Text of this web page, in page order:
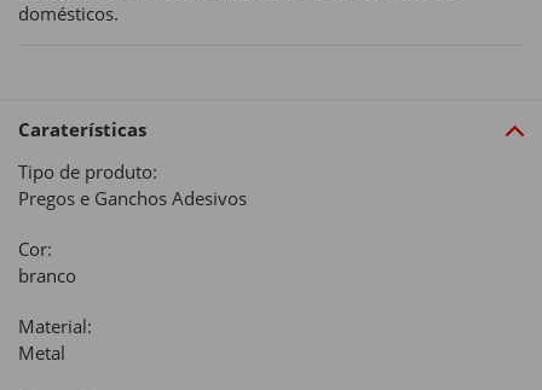
domésticos.
Caraterísticas
Tipo de produto:
Pregos e Ganchos Adesivos
Cor:
branco
Material:
Metal